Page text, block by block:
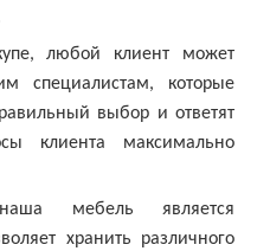
любой клиент может
специалистам, которые
выбор и ответят
клиента максимально
мебель является
хранить различного